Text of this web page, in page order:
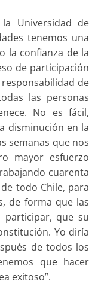
Universidad de
tenemos una
la confianza de la
de participación
de
las personas
No es fácil,
disminución en la
semanas que nos
mayor esfuerzo
cuarenta
todo Chile, para
de forma que las
participar, que su
Yo diría
de todos los
que hacer
exitoso”.